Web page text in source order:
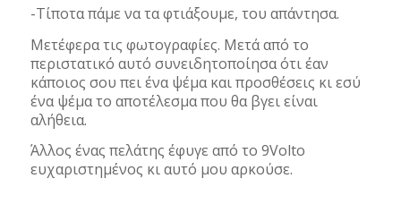
-Τίποτα πάμε να τα φτιάξουμε, του απάντησα.
Μετέφερα τις φωτογραφίες. Μετά από το
περιστατικό αυτό συνειδητοποίησα ότι έαν
κάποιος σου πει ένα ψέμα και προσθέσεις κι εσύ
ένα ψέμα το αποτέλεσμα που θα βγει είναι
αλήθεια.
Άλλος ένας πελάτης έφυγε από το 9Volto
ευχαριστημένος κι αυτό μου αρκούσε.